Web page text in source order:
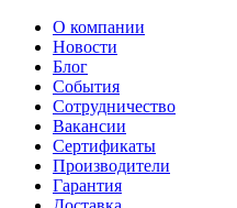
О компании
Новости
Блог
События
Сотрудничество
Вакансии
Сертификаты
Производители
Гарантия